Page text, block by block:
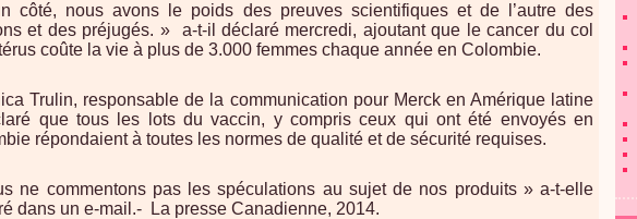
côté, nous avons le poids des preuves scientifiques et de l’autre des
et des préjugés. » a-t-il déclaré mercredi, ajoutant que le cancer du col
coûte la vie à plus de 3.000 femmes chaque année en Colombie.
Trulin, responsable de la communication pour Merck en Amérique latine
que tous les lots du vaccin, y compris ceux qui ont été envoyés en
répondaient à toutes les normes de qualité et de sécurité requises.
ne commentons pas les spéculations au sujet de nos produits » a-t-elle
dans un e-mail.- La presse Canadienne, 2014.